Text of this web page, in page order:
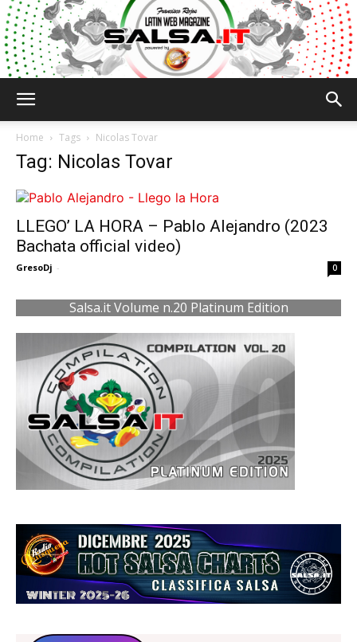
Home Tags Nicolas Tovar
Tag: Nicolas Tovar
LLEGO’ LA HORA – Pablo Alejandro (2023
Bachata official video)
GresoDj - 0
Salsa.it Volume n.20 Platinum Edition